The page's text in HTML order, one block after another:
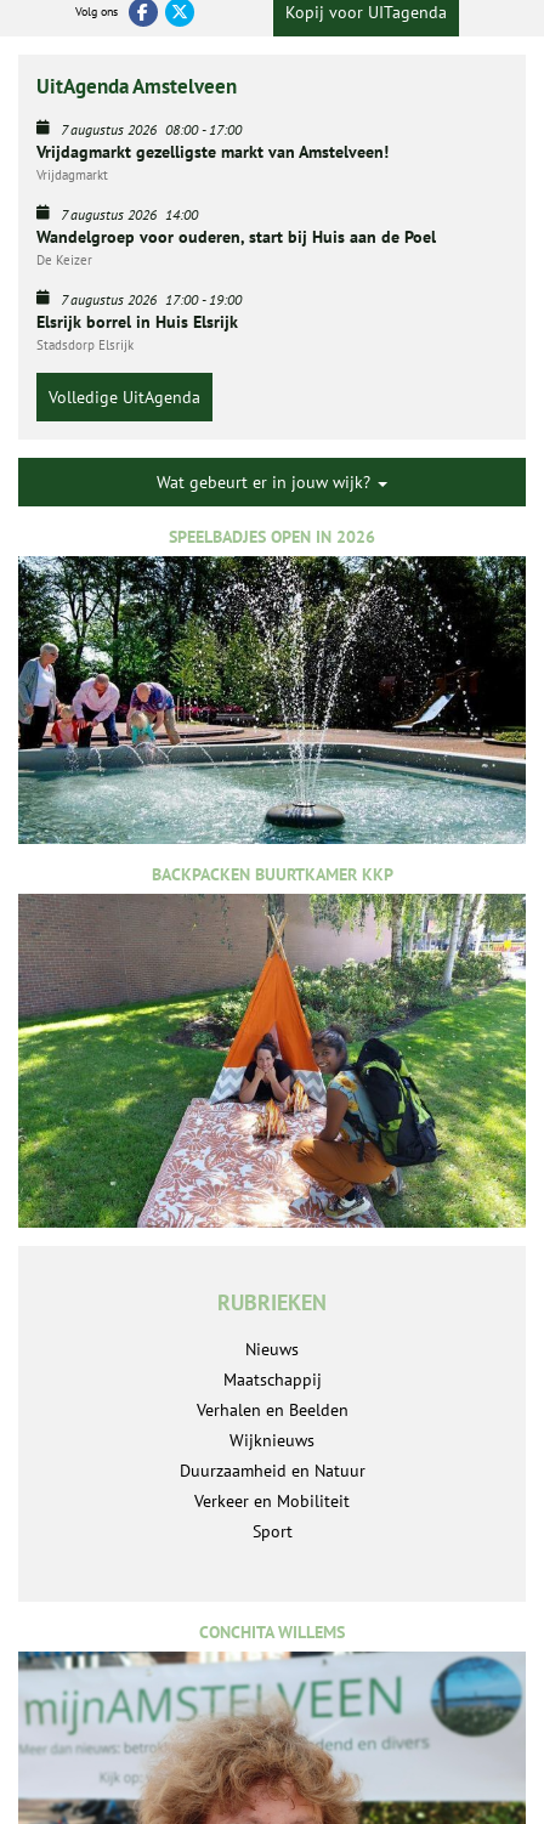
Volg ons Kopij voor UITagenda
UitAgenda Amstelveen
7 augustus 2026 08:00-17:00
Vrijdagmarkt gezelligste markt van Amstelveen!
Vrijdagmarkt
7 augustus 2026 14:00
Wandelgroep voor ouderen, start bij Huis aan de Poel
De Keizer
7 augustus 2026 17:00-19:00
Elsrijk borrel in Huis Elsrijk
Stadsdorp Elsrijk
Volledige UitAgenda
Wat gebeurt er in jouw wijk?
SPEELBADJES OPEN IN 2026
BACKPACKEN BUURTKAMER KKP
RUBRIEKEN
Nieuws
Maatschappij
Verhalen en Beelden
Wijknieuws
Duurzaamheid en Natuur
Verkeer en Mobiliteit
Sport
CONCHITA WILLEMS